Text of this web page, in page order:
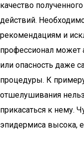
качество
действий.
рекомендациям и
профессионал может
или опасность даже
процедуры. К
отшелушивания
прикасаться к нему.
эпидермиса высока,